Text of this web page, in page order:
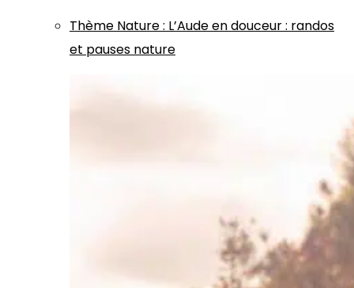
Thème Nature: L’Aude en douceur : randos
et pauses nature